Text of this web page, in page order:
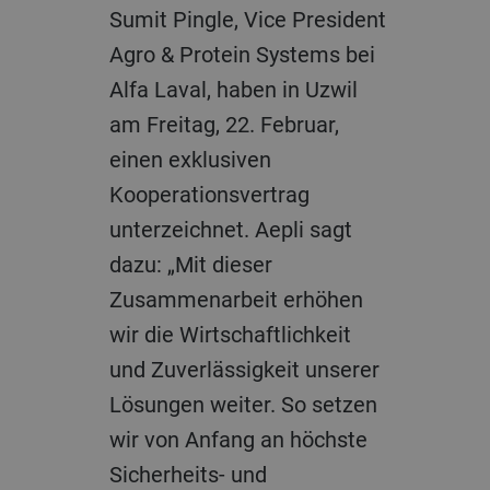
Sumit Pingle, Vice President
Agro & Protein Systems bei
Alfa Laval, haben in Uzwil
am Freitag, 22. Februar,
einen exklusiven
Kooperationsvertrag
unterzeichnet. Aepli sagt
dazu: „Mit dieser
Zusammenarbeit erhöhen
wir die Wirtschaftlichkeit
und Zuverlässigkeit unserer
Lösungen weiter. So setzen
wir von Anfang an höchste
Sicherheits- und